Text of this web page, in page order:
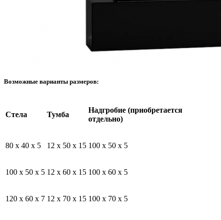
Возможные варианты размеров:
Стела Тумба
Надгробие (приобретается
отдельно)
80 x 40 x 5 12 x 50 x 15 100 x 50 x 5
100 x 50 x 5 12 x 60 x 15 100 x 60 x 5
120 x 60 x 7 12 x 70 x 15 100 x 70 x 5